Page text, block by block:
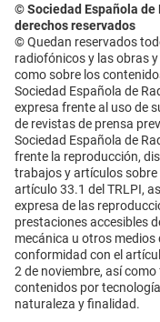
© Sociedad Española de
derechos reservados
© Quedan reservados
radiofónicos y las obras
como sobre los
Sociedad Española de
expresa frente al uso de
de revistas de prensa
Sociedad Española de
frente la reproducción,
trabajos y artículos sobre
artículo 33.1 del TRLPI,
expresa de las
prestaciones accesibles
mecánica u otros
conformidad con el
2 de noviembre, así
contenidos por
naturaleza y finalidad.